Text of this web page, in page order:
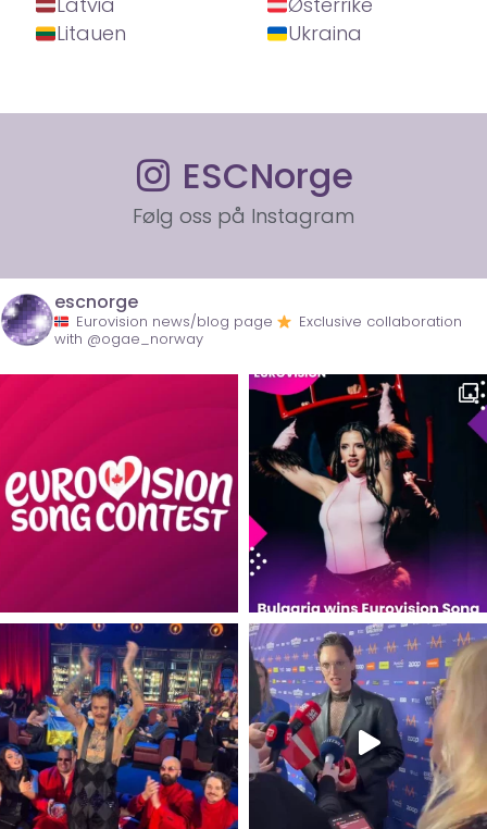
Litauen
Ukraina
ESCNorge
Følg oss på Instagram
escnorge
Eurovision news/blog page
Exclusive collaboration
with @ogae_norway